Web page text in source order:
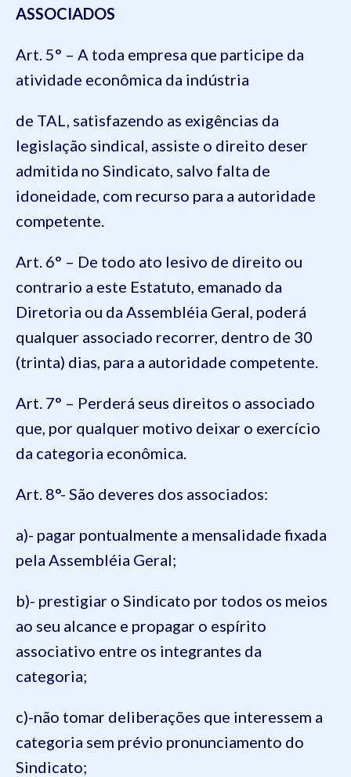
ASSOCIADOS
Art. 5° – A toda empresa que participe da
atividade econômica da indústria
de TAL, satisfazendo as exigências da
legislação sindical, assiste o direito deser
admitida no Sindicato, salvo falta de
idoneidade, com recurso para a autoridade
competente.
Art. 6° – De todo ato lesivo de direito ou
contrario a este Estatuto, emanado da
Diretoria ou da Assembléia Geral, poderá
qualquer associado recorrer, dentro de 30
(trinta) dias, para a autoridade competente.
Art. 7° – Perderá seus direitos o associado
que, por qualquer motivo deixar o exercício
da categoria econômica.
Art. 8°- São deveres dos associados:
a)- pagar pontualmente a mensalidade fixada
pela Assembléia Geral;
b)- prestigiar o Sindicato por todos os meios
ao seu alcance e propagar o espírito
associativo entre os integrantes da
categoria;
c)-não tomar deliberações que interessem a
categoria sem prévio pronunciamento do
Sindicato;